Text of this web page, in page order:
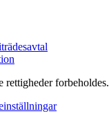
forbeholdes.